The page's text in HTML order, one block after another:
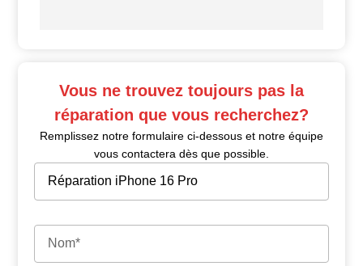
Vous ne trouvez toujours pas la
réparation que vous recherchez?
Remplissez notre formulaire ci-dessous et notre équipe
vous contactera dès que possible.